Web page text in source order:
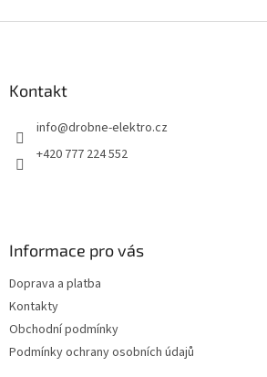
Kontakt
info@drobne-elektro.cz
+420 777 224 552
Informace pro vás
Doprava a platba
Kontakty
Obchodní podmínky
Podmínky ochrany osobních údajů